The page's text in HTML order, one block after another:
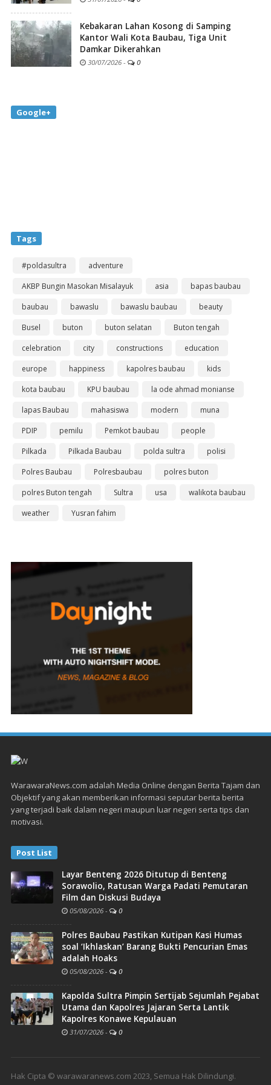
Kebakaran Lahan Kosong di Samping
Kantor Wali Kota Baubau, Tiga Unit
Damkar Dikerahkan
30/07/2026 - 0
Google+
Tags
#poldasultra
adventure
AKBP Bungin Masokan Misalayuk
asia
bapas baubau
baubau
bawaslu bawaslu baubau
beauty
Busel
buton buton selatan
Buton tengah
celebration
city constructions
education
europe
happiness kapolres baubau
kids
kota baubau
KPU baubau
la ode ahmad monianse
lapas Baubau
mahasiswa modern
muna
PDIP
pemilu Pemkot baubau
people
Pilkada
Pilkada Baubau polda sultra
polisi
Polres Baubau
Polresbaubau
polres buton
polres Buton tengah
Sultra usa
walikota baubau
weather
Yusran fahim
WarawaraNews.com adalah Media Online dengan Berita Tajam dan
Objektif yang akan memberikan informasi seputar berita berita
yang terjadi baik dalam negeri maupun luar negeri serta tips dan
motivasi.
Post List
Layar Benteng 2026 Ditutup di Benteng
Sorawolio, Ratusan Warga Padati Pemutaran
Film dan Diskusi Budaya
05/08/2026 - 0
Polres Baubau Pastikan Kutipan Kasi Humas
soal ‘Ikhlaskan’ Barang Bukti Pencurian Emas
adalah Hoaks
05/08/2026 - 0
Kapolda Sultra Pimpin Sertijab Sejumlah Pejabat
Utama dan Kapolres Jajaran Serta Lantik
Kapolres Konawe Kepulauan
31/07/2026 - 0
Hak Cipta © warawaranews.com 2023, Semua Hak Dilindungi.